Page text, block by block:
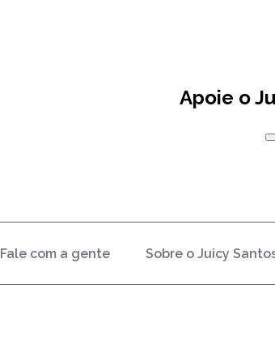
Apoie o
Fale com a gente Sobre o Juicy